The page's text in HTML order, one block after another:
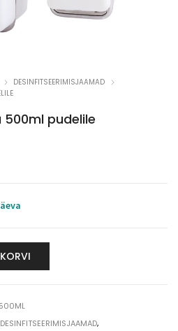
DESINFITSEERIMISJAAMAD
500ml pudelile
DESINFITSEERIMISJAAMAD,